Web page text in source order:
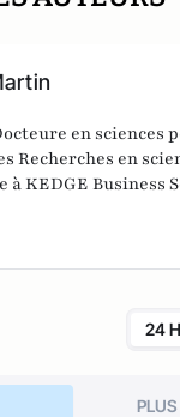
en sciences
Recherches en
KEDGE Business
scientifique de la
24